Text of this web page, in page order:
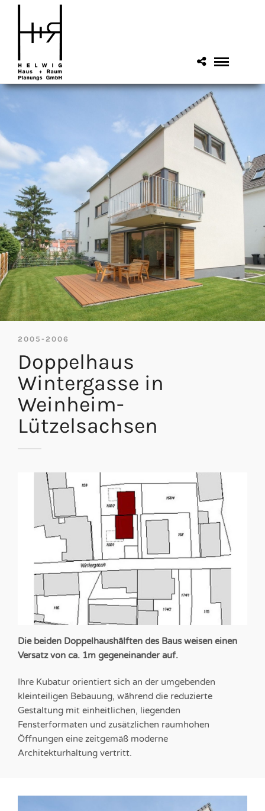
2005-2006
Doppelhaus
Wintergasse in
Weinheim-
Lützelsachsen
Die beiden Doppelhaushälften des Baus weisen einen
Versatz von ca. 1m gegeneinander auf.
Ihre Kubatur orientiert sich an der umgebenden
kleinteiligen Bebauung, während die reduzierte
Gestaltung mit einheitlichen, liegenden
Fensterformaten und zusätzlichen raumhohen
Öffnungen eine zeitgemäß moderne
Architekturhaltung vertritt.